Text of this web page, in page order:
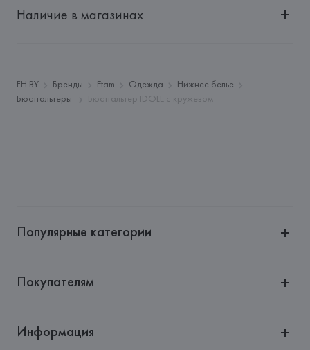
"БелВиринея"
Адрес:
ФРАНЦИЯ, Etam Lingerie SA, 57/59 Rue Henri
Barbusse 92110 Clichy,
Наличие в магазинах
FH.BY Бренды Etam Одежда
Нижнее белье
Бюстгальтеры
Бюстгальтер IDOLE с кружевом
Популярные категории
Покупателям
Информация